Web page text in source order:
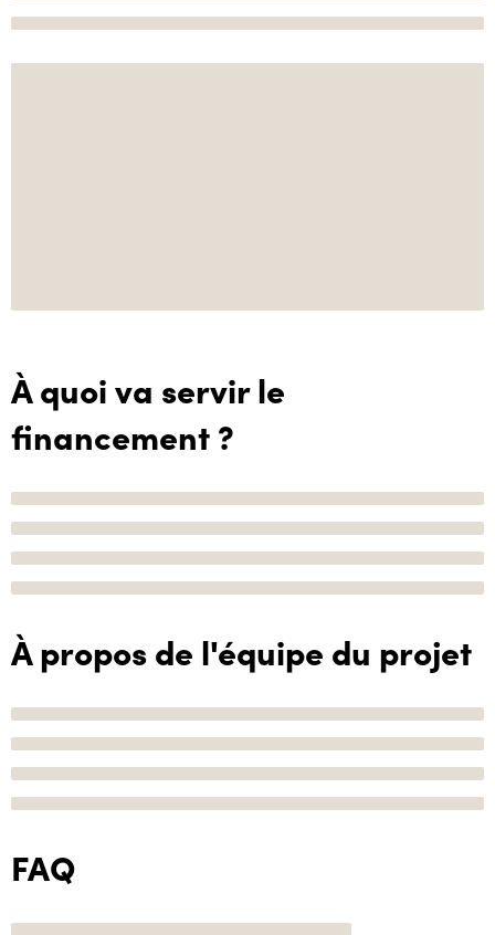
À quoi va servir le
financement ?
À propos de l'équipe du projet
FAQ